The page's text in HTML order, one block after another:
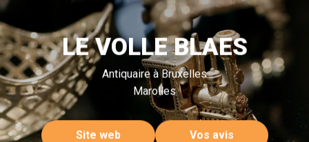
LE VOLLE BLAES
Antiquaire à Bruxelles
Marolles
Site web Vos avis